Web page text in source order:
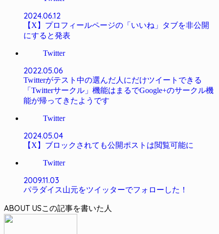
2024.06.12
【X】プロフィールページの「いいね」タブを非公開
にすると発表
Twitter
2022.05.06
Twitterがテスト中の選んだ人にだけツイートできる
「Twitterサークル」機能はまるでGoogle+のサークル機
能が帰ってきたようです
Twitter
2024.05.04
【X】ブロックされても公開ポストは閲覧可能に
Twitter
2009.11.03
パラダイス山元をツイッターでフォローした！
ABOUT US